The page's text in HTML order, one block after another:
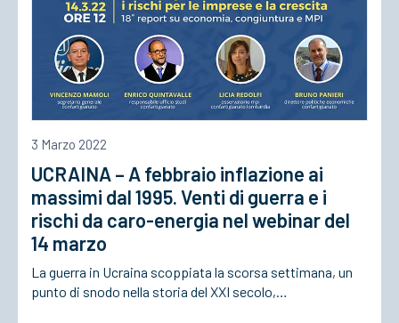
3 Marzo 2022
UCRAINA – A febbraio inflazione ai
massimi dal 1995. Venti di guerra e i
rischi da caro-energia nel webinar del
14 marzo
La guerra in Ucraina scoppiata la scorsa settimana, un
punto di snodo nella storia del XXI secolo,…